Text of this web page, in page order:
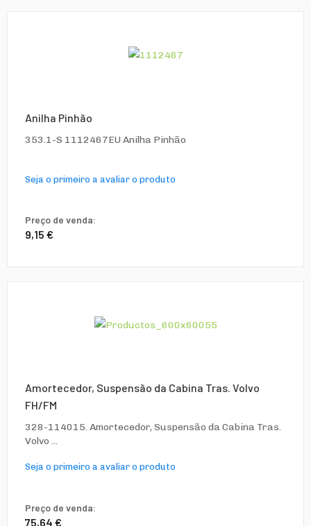
Anilha Pinhão
353.1-S 1112467EU Anilha Pinhão
Seja o primeiro a avaliar o produto
Preço de venda:
9,15 €
Amortecedor, Suspensão da Cabina Tras. Volvo
FH/FM
328-114015. Amortecedor, Suspensão da Cabina Tras.
Volvo ...
Seja o primeiro a avaliar o produto
Preço de venda:
75,64 €